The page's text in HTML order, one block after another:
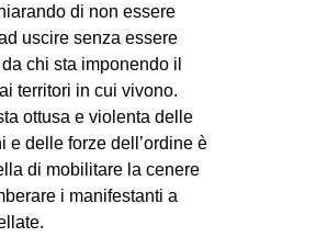
AMERICHE
EUROPA
di non essere
uscire senza essere
chi sta imponendo il
territori in cui vivono.
ottusa e violenta delle
e delle forze dell’ordine è
di mobilitare la cenere
i manifestanti a